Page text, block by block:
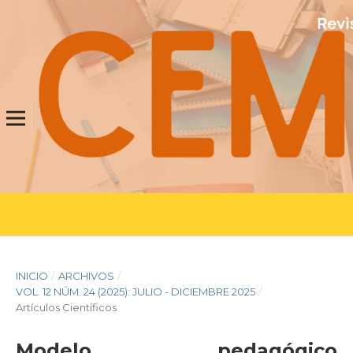
INICIO / ARCHIVOS /
VOL. 12 NÚM. 24 (2025): JULIO - DICIEMBRE 2025 /
Artículos Científicos